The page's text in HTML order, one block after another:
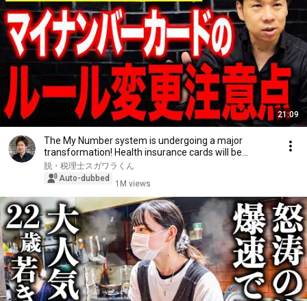
21:09
The My Number system is undergoing a major
transformation! Health insurance cards will be
abolish...
脱・税理士スガワラくん
Auto-dubbed
1M views